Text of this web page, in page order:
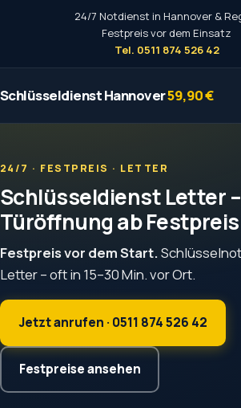
24/7 Notdienst in Hannover &
Festpreis vor dem Einsatz
Tel. 0511 874 526 42
Schlüsseldienst Hannover59,90 €
24/7 · FESTPREIS · LETTER
Schlüsseldienst Letter
Türöffnung ab Festpreis
Festpreis vor dem Start.
Letter – oft in 15–30 Min. vor Ort.
Jetzt anrufen · 0511 874 526 42
Festpreise ansehen